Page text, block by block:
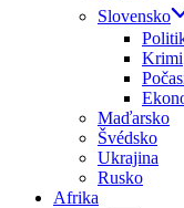
Slovensko
Krimi
Maďarsko
Švédsko
Ukrajina
Rusko
Afrika